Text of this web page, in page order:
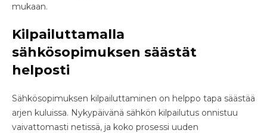
mukaan.
Kilpailuttamalla
sähkösopimuksen säästät
helposti
Sähkösopimuksen kilpailuttaminen on helppo tapa säästää
arjen kuluissa. Nykypäivänä sähkön kilpailutus onnistuu
vaivattomasti netissä, ja koko prosessi uuden